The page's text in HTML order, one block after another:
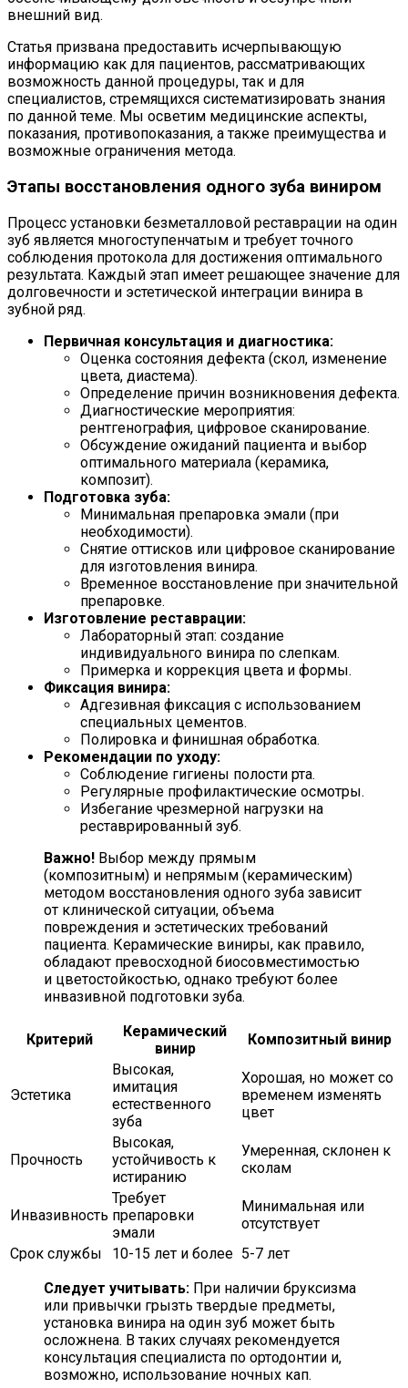
внешний вид.
Статья призвана предоставить исчерпывающую
информацию как для пациентов, рассматривающих
возможность данной процедуры, так и для
специалистов, стремящихся систематизировать знания
по данной теме. Мы осветим медицинские аспекты,
показания, противопоказания, а также преимущества и
возможные ограничения метода.
Этапы восстановления одного зуба виниром
Процесс установки безметалловой реставрации на один
зуб является многоступенчатым и требует точного
соблюдения протокола для достижения оптимального
результата. Каждый этап имеет решающее значение для
долговечности и эстетической интеграции винира в
зубной ряд.
Первичная консультация и диагностика:
Оценка состояния дефекта (скол, изменение
цвета, диастема).
Определение причин возникновения дефекта.
Диагностические мероприятия:
рентгенография, цифровое сканирование.
Обсуждение ожиданий пациента и выбор
оптимального материала (керамика,
композит).
Подготовка зуба:
Минимальная препаровка эмали (при
необходимости).
Снятие оттисков или цифровое сканирование
для изготовления винира.
Временное восстановление при значительной
препаровке.
Изготовление реставрации:
Лабораторный этап: создание
индивидуального винира по слепкам.
Примерка и коррекция цвета и формы.
Фиксация винира:
Адгезивная фиксация с использованием
специальных цементов.
Полировка и финишная обработка.
Рекомендации по уходу:
Соблюдение гигиены полости рта.
Регулярные профилактические осмотры.
Избегание чрезмерной нагрузки на
реставрированный зуб.
Важно! Выбор между прямым
(композитным) и непрямым (керамическим)
методом восстановления одного зуба зависит
от клинической ситуации, объема
повреждения и эстетических требований
пациента. Керамические виниры, как правило,
обладают превосходной биосовместимостью
и цветостойкостью, однако требуют более
инвазивной подготовки зуба.
Критерий
Керамический
винир
Композитный винир
Эстетика
Высокая,
имитация
естественного
зуба
Хорошая, но может со
временем изменять
цвет
Прочность
Высокая,
устойчивость к
истиранию
Умеренная, склонен к
сколам
Инвазивность
Требует
препаровки
эмали
Минимальная или
отсутствует
Срок службы
10-15 лет и более 5-7 лет
Следует учитывать: При наличии бруксизма
или привычки грызть твердые предметы,
установка винира на один зуб может быть
осложнена. В таких случаях рекомендуется
консультация специалиста по ортодонтии и,
возможно, использование ночных кап.